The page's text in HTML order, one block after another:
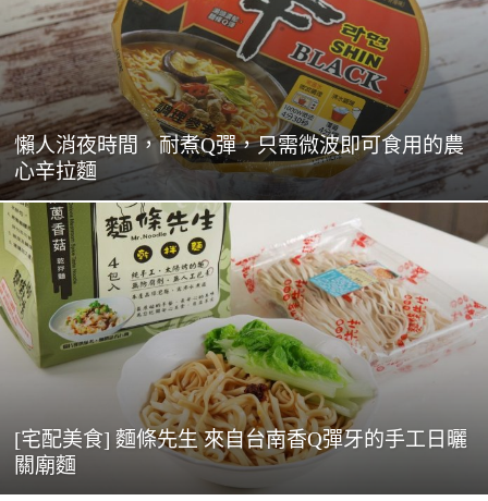
懶人消夜時間，耐煮Q彈，只需微波即可食用的農
心辛拉麵
[宅配美食] 麵條先生 來自台南香Q彈牙的手工日曬
關廟麵